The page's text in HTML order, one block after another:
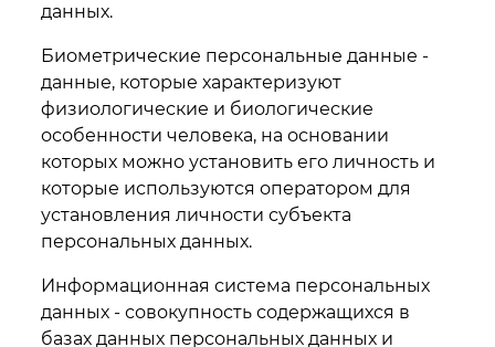
данных.
Биометрические персональные данные -
данные, которые характеризуют
физиологические и биологические
особенности человека, на основании
которых можно установить его личность и
которые используются оператором для
установления личности субъекта
персональных данных.
Информационная система персональных
данных - совокупность содержащихся в
базах данных персональных данных и